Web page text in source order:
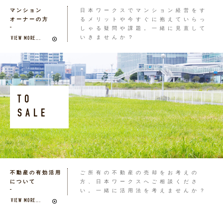
マンション
オーナーの方
VIEW MORE...
日本ワークスでマンション経営をす
るメリットや今すぐに抱えていらっ
しゃる疑問や課題。一緒に見直して
いきませんか？
TO
SALE
不動産の有効活用
について
VIEW MORE...
ご所有の不動産の売却をお考えの
方、日本ワークスへご相談くださ
い。一緒に活用法を考えませんか？